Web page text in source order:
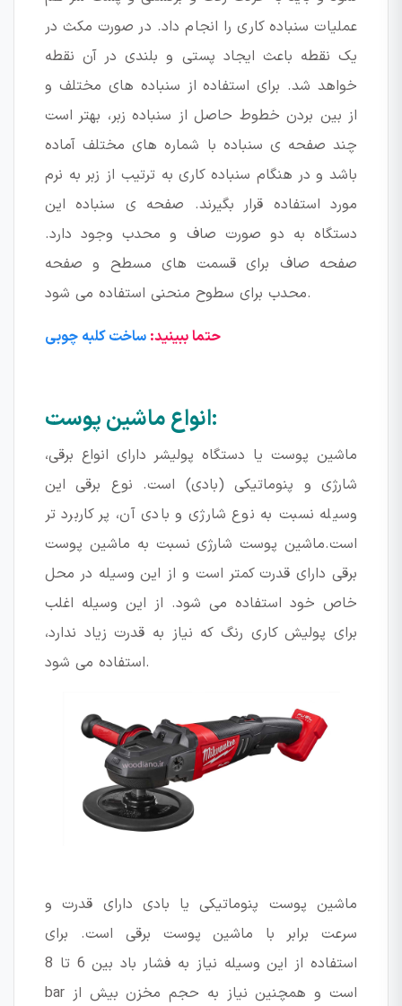
عملیات سنباده کاری را انجام داد. در صورت مکث در
یک نقطه باعث ایجاد پستی و بلندی در آن نقطه
خواهد شد. برای استفاده از سنباده های مختلف و
از بین بردن خطوط حاصل از سنباده زبر، بهتر است
چند صفحه ی سنباده با شماره های مختلف آماده
باشد و در هنگام سنباده کاری به ترتیب از زبر به نرم
مورد استفاده قرار بگیرند. صفحه ی سنباده این
دستگاه به دو صورت صاف و محدب وجود دارد.
صفحه صاف برای قسمت های مسطح و صفحه
محدب برای سطوح منحنی استفاده می شود.
حتما ببینید: ساخت کلبه چوبی
انواع ماشین پوست:
ماشین پوست یا دستگاه پولیشر دارای انواع برقی،
شارژی و پنوماتیکی (بادی) است. نوع برقی این
وسیله نسبت به نوع شارژی و بادی آن، پر کاربرد تر
است.ماشین پوست شارژی نسبت به ماشین پوست
برقی دارای قدرت کمتر است و از این وسیله در محل
خاص خود استفاده می شود. از این وسیله اغلب
برای پولیش کاری رنگ که نیاز به قدرت زیاد ندارد،
استفاده می شود.
ماشین پوست پنوماتیکی یا بادی دارای قدرت و
سرعت برابر با ماشین پوست برقی است. برای
استفاده از این وسیله نیاز به فشار باد بین 6 تا 8
bar است و همچنین نیاز به حجم مخزن بیش از